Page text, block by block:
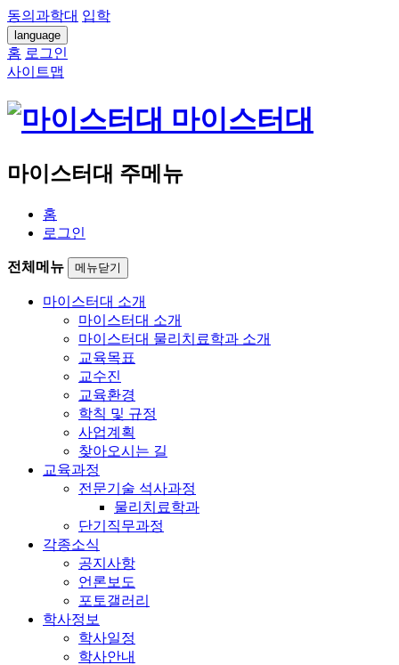
동의과학대 입학
language
홈 로그인
사이트맵
마이스터대
마이스터대 주메뉴
홈
로그인
전체메뉴 메뉴닫기
마이스터대 소개
마이스터대 소개
마이스터대 물리치료학과 소개
교육목표
교수진
교육환경
학칙 및 규정
사업계획
찾아오시는 길
교육과정
전문기술 석사과정
물리치료학과
단기직무과정
각종소식
공지사항
언론보도
포토갤러리
학사정보
학사일정
학사안내